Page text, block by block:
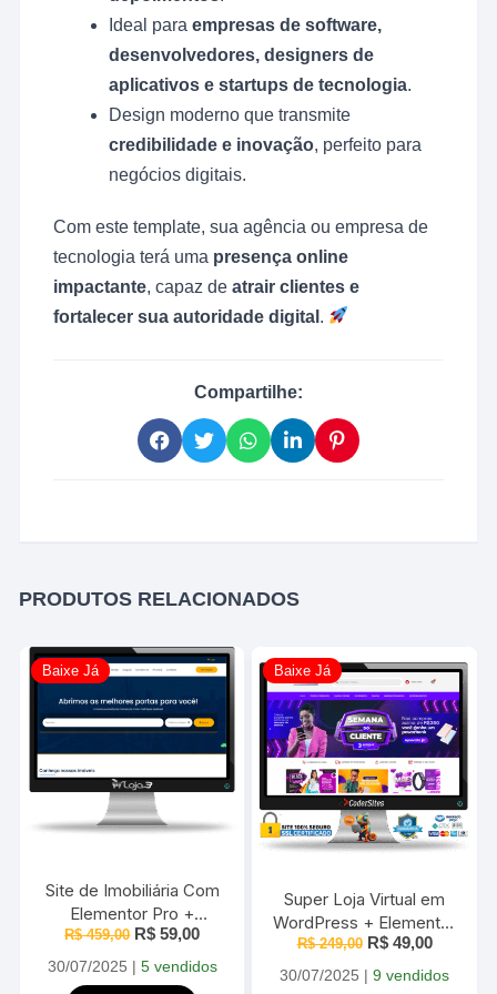
Ideal paraempresas de software,
desenvolvedores, designers de
aplicativos e startups de tecnologia.
Design moderno que transmite
credibilidade e inovação, perfeito para
negócios digitais.
Com este template, sua agência ou empresa de
tecnologia terá uma presença online
impactante, capaz deatrair clientes e
fortalecer sua autoridade digital .
Compartilhe:
PRODUTOS RELACIONADOS
Baixe Já
Site de Imobiliária Com
Elementor Pro +
JetSmartFilter E
JetEngine Super leve
2025
R$459,00 O
original
era:
R$ 59,00O
atual
30/07/2025 | 5 vendidos
Baixe Já
Super Loja Virtual em
WordPress + Elementor
2025
R$249,00 O
original
R$49,00O
atual
30/07/2025 |9 vendidos